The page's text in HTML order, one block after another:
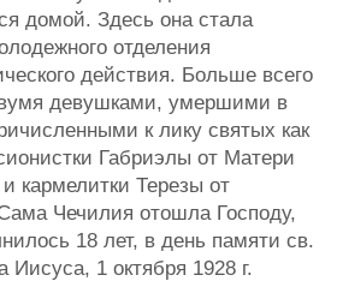
домой. Здесь она стала
отделения
действия. Больше всего
девушками, умершими в
к лику святых как
Габриэлы от Матери
кармелитки Терезы от
Чечилия отошла Господу,
18 лет, в день памяти св.
1 октября 1928 г.